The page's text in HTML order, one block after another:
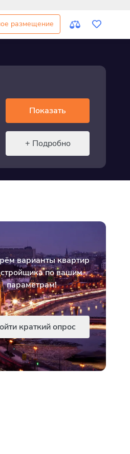
размещение
Показать
+ Подробно
варианты квартир
по вашим
параметрам!
краткий опрос